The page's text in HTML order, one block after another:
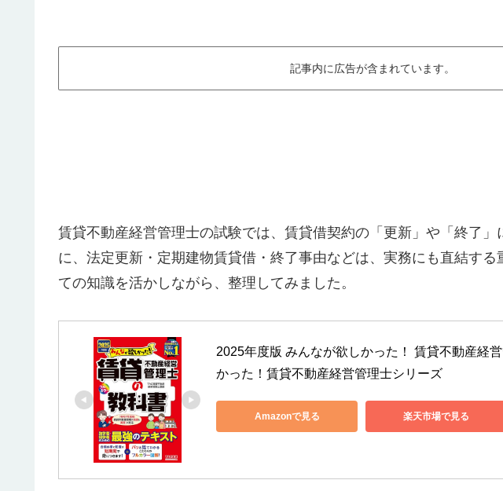
記事内に広告が含まれています。
賃貸不動産経営管理士の試験では、賃貸借契約の「更新」や「終了
に、法定更新・定期建物賃貸借・終了事由などは、実務にも直結する
ての知識を活かしながら、整理してみました。
2025年度版 みんなが欲しかった！ 賃貸不動産経
かった！賃貸不動産経営管理士シリーズ
Amazonで見る 楽天市場で見る